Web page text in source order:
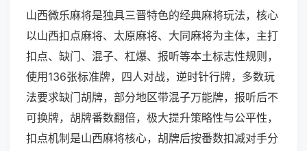
山西微乐麻将是独具三晋特色的经典麻将玩法，核心
以山西扣点麻将、太原麻将、大同麻将为主体，主打
扣点、缺门、混子、杠爆、报听等本土标志性规则，
使用136张标准牌，四人对战，逆时针行牌，多数玩
法要求缺门胡牌，部分地区带混子万能牌，报听后不
可换牌，胡牌番数翻倍，极大提升策略性与公平性，
扣点机制是山西麻将核心，胡牌后按番数扣减对手分